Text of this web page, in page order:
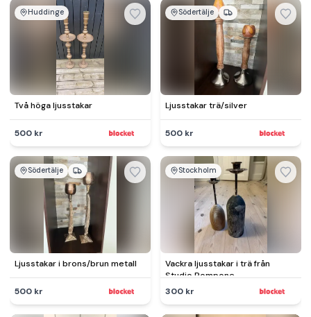
Huddinge
Två höga ljusstakar
500 kr
Södertälje
Ljusstakar trä/silver
500 kr
Södertälje
Ljusstakar i brons/brun metall
500 kr
Stockholm
Vackra ljusstakar i trä från
Studio Pompone
300 kr